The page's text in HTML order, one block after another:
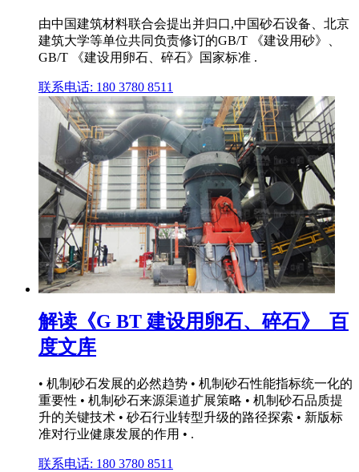
由中国建筑材料联合会提出并归口,中国砂石设备、北京
建筑大学等单位共同负责修订的GB/T 《建设用砂》、
GB/T 《建设用卵石、碎石》国家标准 .
联系电话: 180 3780 8511
解读《G BT 建设用卵石、碎石》_百
度文库
• 机制砂石发展的必然趋势 • 机制砂石性能指标统一化的
重要性 • 机制砂石来源渠道扩展策略 • 机制砂石品质提
升的关键技术 • 砂石行业转型升级的路径探索 • 新版标
准对行业健康发展的作用 • .
联系电话: 180 3780 8511